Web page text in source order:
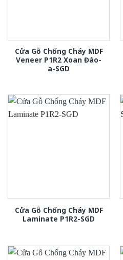
Cửa Gỗ Chống Cháy MDF
Veneer P1R2 Xoan Đào-
a-SGD
Cửa Gỗ Chống Cháy MDF
Laminate P1R2-SGD